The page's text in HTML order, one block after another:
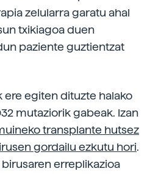
zelularra garatu ahal
txikiagoa duen
paziente guztientzat
ere egiten dituzte halako
mutaziorik gabeak. Izan
transplante hutsez
gordailu ezkutu hori.
erreplikazioa